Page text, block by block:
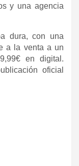
y una agencia
dura, con una
a la venta a un
en digital.
oficial